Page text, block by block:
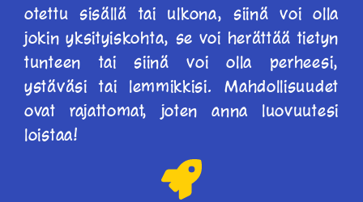
otettu sisällä tai ulkona, siinä voi olla
jokin yksityiskohta, se voi herättää tietyn
tunteen tai siinä voi olla perheesi,
ystäväsi tai lemmikkisi. Mahdollisuudet
ovat rajattomat, joten anna luovuutesi
loistaa!